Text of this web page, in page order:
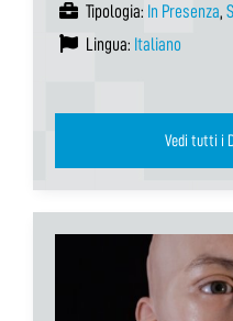
Tipologia: In Presenza,
Lingua: Italiano
Vedi tutti i